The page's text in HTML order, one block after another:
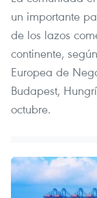
un importante
de los lazos
continente,
Europea de
Budapest,
octubre.